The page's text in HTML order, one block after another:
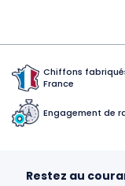
Chiffons
France
Engagement de
Restez au